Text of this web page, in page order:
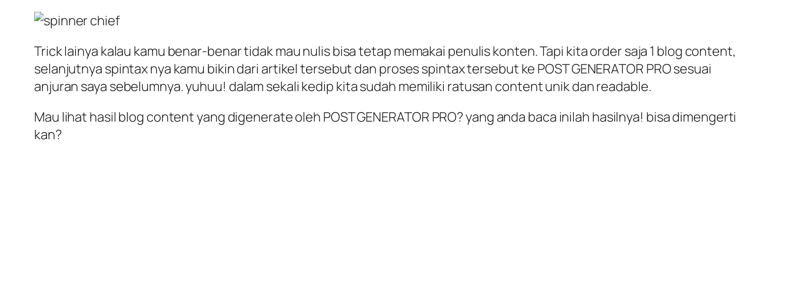
Trick lainya kalau kamu benar-benar tidak mau nulis bisa tetap memakai penulis konten. Tapi kita order saja 1 blog content,
selanjutnya spintax nya kamu bikin dari artikel tersebut dan proses spintax tersebut ke POST GENERATOR PRO sesuai
anjuran saya sebelumnya. yuhuu! dalam sekali kedip kita sudah memiliki ratusan content unik dan readable.
Mau lihat hasil blog content yang digenerate oleh POST GENERATOR PRO? yang anda baca inilah hasilnya! bisa dimengerti
kan?